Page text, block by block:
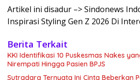
Artikel ini disadur –> Sindonews
Inspirasi Styling Gen Z 2026 Di
Berita Terkait
KKI Identifikasi 10 Puskesmas Nakes
Nirempati Hingga Pasien BPJS
Sutradara Ternyata Ini Cinta Beberkan